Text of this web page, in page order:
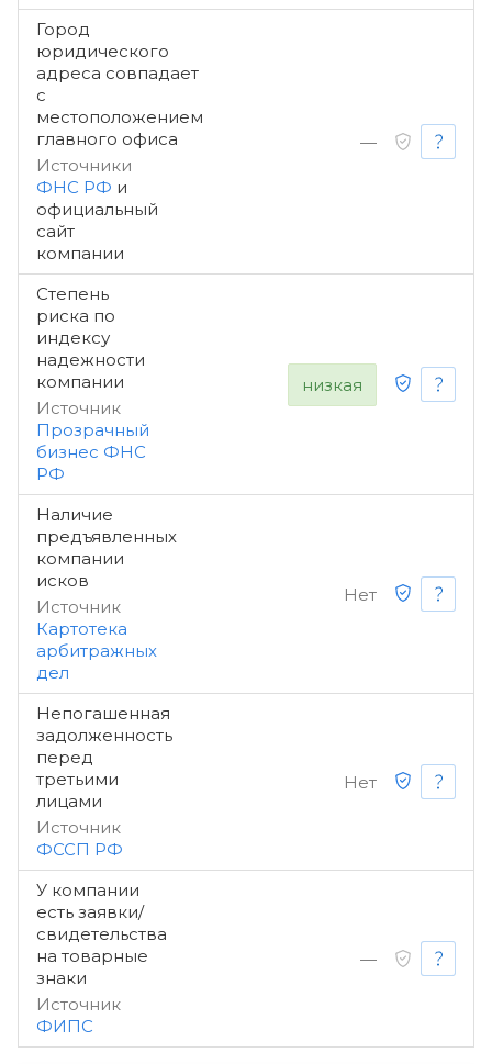
Город
юридического
адреса совпадает
с
местоположением
главного офиса
Источники
ФНС РФ и
официальный
сайт
компании
—
Степень
риска по
индексу
надежности
компании
Источник
Прозрачный
бизнес ФНС
РФ
низкая
Наличие
предъявленных
компании
исков
Источник
Картотека
арбитражных
дел
Нет
Непогашенная
задолженность
перед
третьими
лицами
Источник
ФССП РФ
Нет
У компании
есть заявки/
свидетельства
на товарные
знаки
Источник
ФИПС
—